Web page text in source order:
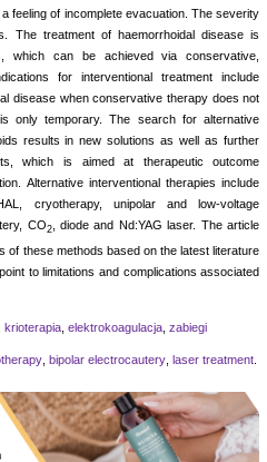
feeling of incomplete evacuation. The severity
The treatment of haemorrhoidal disease is
which can be achieved via conservative,
for interventional treatment include
disease when conservative therapy does not
only temporary. The search for alternative
results in new solutions as well as further
which is aimed at therapeutic outcome
Alternative interventional therapies include
cryotherapy, unipolar and low-voltage
CO2, diode and Nd:YAG laser. The article
of these methods based on the latest literature
to limitations and complications associated
krioterapia, elektrokoagulacja, zabiegi
, bipolar electrocautery, laser treatment.